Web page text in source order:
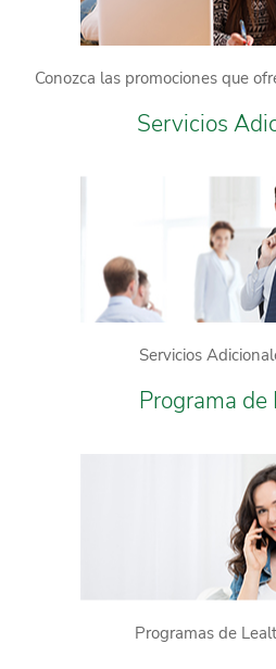
Conozca las promociones que
Servicios
Servicios
Programa de
Programas de